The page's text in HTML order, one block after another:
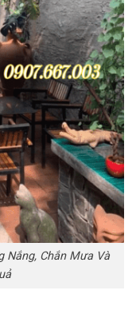
Nắng, Chắn Mưa Và